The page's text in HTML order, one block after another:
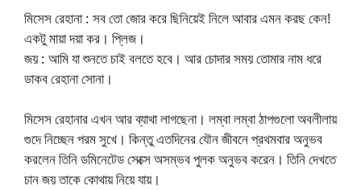
মিসেস রেহানা : সব তো জোর করে ছিনিয়েই নিলে আবার এমন করছ কেন!
একটু মায়া দয়া কর। প্লিজ।
জয় : আমি যা শুনতে চাই বলতে হবে। আর চোদার সময় তোমার নাম ধরে
ডাকব রেহানা সোনা।
মিসেস রেহানার এখন আর ব্যাথা লাগছেনা। লম্বা লম্বা ঠাপগুলো অবলীলায়
গুদে নিচ্ছেন পরম সুখে। কিন্তু এতদিনের যৌন জীবনে প্রথমবার অনুভব
করলেন তিনি ডমিনেটেড সেক্সে অসম্ভব পুলক অনুভব করেন। তিনি দেখতে
চান জয় তাকে কোথায় নিয়ে যায়।